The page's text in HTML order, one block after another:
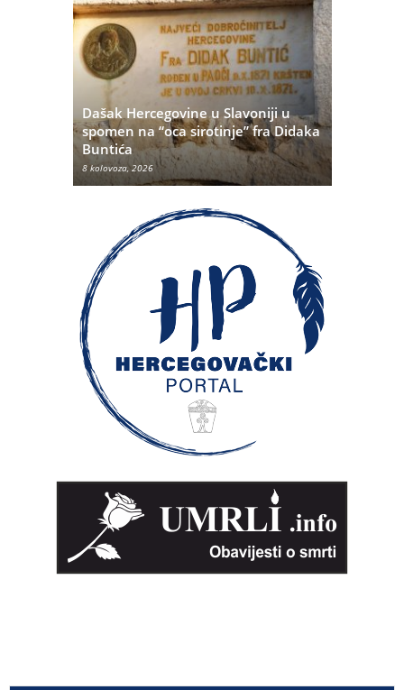
Dašak Hercegovine u Slavoniji u
spomen na “oca sirotinje” fra Didaka
Buntića
8 kolovoza, 2026